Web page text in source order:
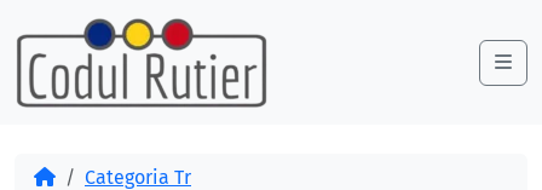
Skip to content
Skip to footer
AcasăCategoria Tr